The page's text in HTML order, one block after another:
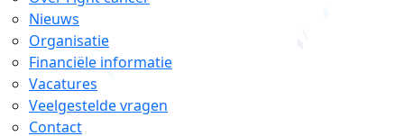
Nieuws
Organisatie
Financiële informatie
Vacatures
Veelgestelde vragen
Contact